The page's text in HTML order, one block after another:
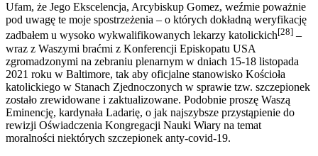
Ufam, że Jego Ekscelencja, Arcybiskup Gomez, weźmie poważnie
pod uwagę te moje spostrzeżenia – o których dokładną weryfikację
zadbałem u wysoko wykwalifikowanych lekarzy katolickich[28] –
wraz z Waszymi braćmi z Konferencji Episkopatu USA
zgromadzonymi na zebraniu plenarnym w dniach 15-18 listopada
2021 roku w Baltimore, tak aby oficjalne stanowisko Kościoła
katolickiego w Stanach Zjednoczonych w sprawie tzw. szczepionek
zostało zrewidowane i zaktualizowane. Podobnie proszę Waszą
Eminencję, kardynała Ladarię, o jak najszybsze przystąpienie do
rewizji Oświadczenia Kongregacji Nauki Wiary na temat
moralności niektórych szczepionek anty-covid-19.